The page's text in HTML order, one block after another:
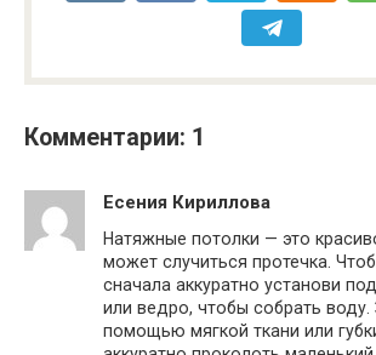
Комментарии: 1
Есения Кириллова
Натяжные потолки — это
может случиться протечка.
сначала аккуратно установи
или ведро, чтобы собрать воду.
помощью мягкой ткани или